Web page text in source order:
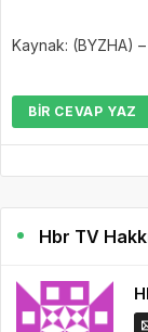
Kaynak: (BYZHA)
BIR CEVAP YAZ
Hbr TV